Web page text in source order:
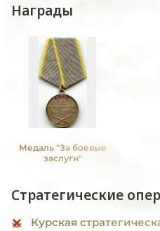
Награды
Медаль "За боевые
заслуги"
Стратегические
Курская